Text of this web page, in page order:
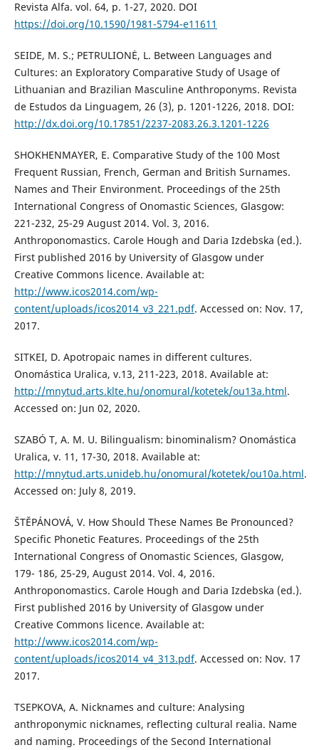
Revista Alfa. vol. 64, p. 1-27, 2020. DOI
https://doi.org/10.1590/1981-5794-e11611
SEIDE, M. S.; PETRULIONĖ, L. Between Languages and
Cultures: an Exploratory Comparative Study of Usage of
Lithuanian and Brazilian Masculine Anthroponyms. Revista
de Estudos da Linguagem, 26 (3), p. 1201-1226, 2018. DOI:
http://dx.doi.org/10.17851/2237-2083.26.3.1201-1226
SHOKHENMAYER, E. Comparative Study of the 100 Most
Frequent Russian, French, German and British Surnames.
Names and Their Environment. Proceedings of the 25th
International Congress of Onomastic Sciences, Glasgow:
221-232, 25-29 August 2014. Vol. 3, 2016.
Anthroponomastics. Carole Hough and Daria Izdebska (ed.).
First published 2016 by University of Glasgow under
Creative Commons licence. Available at:
http://www.icos2014.com/wp-
content/uploads/icos2014_v3_221.pdf. Accessed on: Nov. 17,
2017.
SITKEI, D. Apotropaic names in different cultures.
Onomástica Uralica, v.13, 211-223, 2018. Available at:
http://mnytud.arts.klte.hu/onomural/kotetek/ou13a.html.
Accessed on: Jun 02, 2020.
SZABÓ T, A. M. U. Bilingualism: binominalism? Onomástica
Uralica, v. 11, 17-30, 2018. Available at:
http://mnytud.arts.unideb.hu/onomural/kotetek/ou10a.html.
Accessed on: July 8, 2019.
ŠTĚPÁNOVÁ, V. How Should These Names Be Pronounced?
Specific Phonetic Features. Proceedings of the 25th
International Congress of Onomastic Sciences, Glasgow,
179- 186, 25-29, August 2014. Vol. 4, 2016.
Anthroponomastics. Carole Hough and Daria Izdebska (ed.).
First published 2016 by University of Glasgow under
Creative Commons licence. Available at:
http://www.icos2014.com/wp-
content/uploads/icos2014_v4_313.pdf. Accessed on: Nov. 17
2017.
TSEPKOVA, A. Nicknames and culture: Analysing
anthroponymic nicknames, reflecting cultural realia. Name
and naming. Proceedings of the Second International